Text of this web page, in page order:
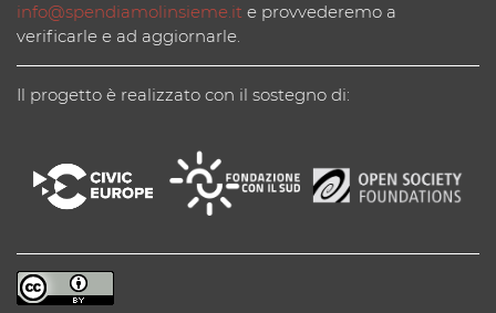
info@spendiamolinsieme.it e provvederemo a
verificarle e ad aggiornarle.
Il progetto è realizzato con il sostegno di: